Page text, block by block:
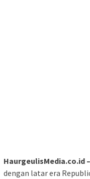
HaurgeulisMedia.co.id –
dengan latar era